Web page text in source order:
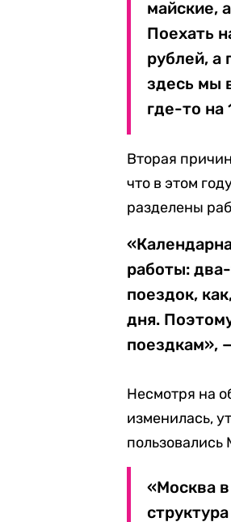
майские,
Поехать
рублей, а
здесь мы
где-то на
Вторая
что в этом
разделены
работы:
поездок,
дня.
поездкам»,
Несмотря на
изменилась,
«Москва